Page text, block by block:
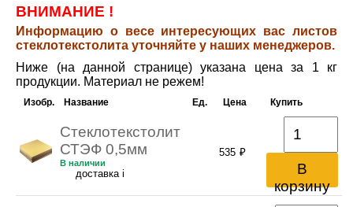
ВНИМАНИЕ !
Информацию о весе интересующих вас листов
стеклотекстолита уточняйте у наших менеджеров.
Ниже (на данной странице) указана цена за 1 кг
продукции. Материал не режем!
Изобр. Название Ед. Цена Купить
Стеклотекстолит
СТЭФ 0,5мм
В наличии
доставка i
535 ₽
В
корзину